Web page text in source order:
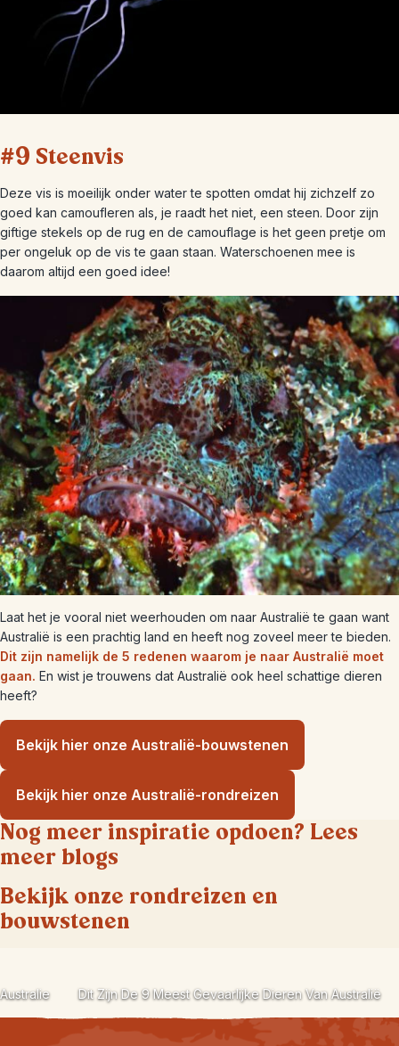
#9 Steenvis
Deze vis is moeilijk onder water te spotten omdat hij zichzelf zo
goed kan camoufleren als, je raadt het niet, een steen. Door zijn
giftige stekels op de rug en de camouflage is het geen pretje om
per ongeluk op de vis te gaan staan. Waterschoenen mee is
daarom altijd een goed idee!
Laat het je vooral niet weerhouden om naar Australië te gaan want
Australië is een prachtig land en heeft nog zoveel meer te bieden.
Dit zijn namelijk de 5 redenen waarom je naar Australië moet
gaan. En wist je trouwens dat Australië ook heel schattige dieren
heeft?
Bekijk hier onze Australië-bouwstenen
Bekijk hier onze Australië-rondreizen
Nog meer inspiratie opdoen? Lees
meer blogs
Bekijk onze rondreizen en
bouwstenen
Australie Dit Zijn De 9 Meest Gevaarlijke Dieren Van Australië